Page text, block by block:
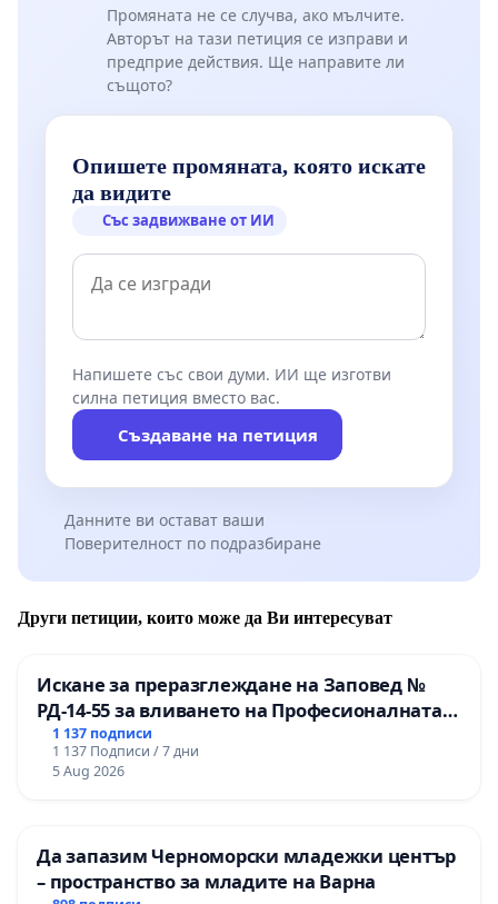
Промяната не се случва, ако мълчите.
Авторът на тази петиция се изправи и
предприе действия. Ще направите ли
същото?
Опишете промяната, която искате
да видите
Със задвижване от ИИ
Напишете със свои думи. ИИ ще изготви
силна петиция вместо вас.
Създаване на петиция
Данните ви остават ваши
Поверителност по подразбиране
Други петиции, които може да Ви интересуват
Искане за преразглеждане на Заповед №
РД-14-55 за вливането на Професионалната
гимназия по промишлени технологии в
Професионалната гимназия по икономика и
мениджмънт – гр. Пазарджик
1 137 подписи
1 137 Подписи / 7 дни
5 Aug 2026
Да запазим Черноморски младежки център
– пространство за младите на Варна